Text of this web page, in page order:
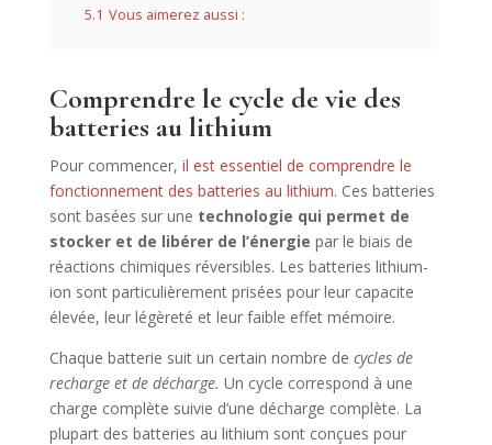
5.1 Vous aimerez aussi :
Comprendre le cycle de vie des
batteries au lithium
Pour commencer, il est essentiel de comprendre le
fonctionnement des batteries au lithium. Ces batteries
sont basées sur une technologie qui permet de
stocker et de libérer de l’énergie par le biais de
réactions chimiques réversibles. Les batteries lithium-
ion sont particulièrement prisées pour leur capacite
élevée, leur légèreté et leur faible effet mémoire.
Chaque batterie suit un certain nombre de cycles de
recharge et de décharge. Un cycle correspond à une
charge complète suivie d’une décharge complète. La
plupart des batteries au lithium sont conçues pour